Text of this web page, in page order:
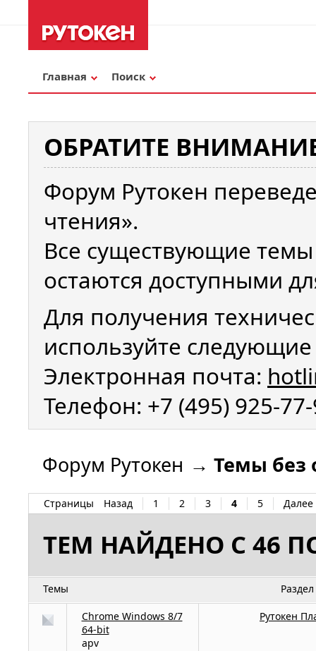
Главная Поиск
ОБРАТИТЕ
Форум Рутокен
чтения».
Все существующие
остаются доступными
Для получения
используйте
Электронная почта:
Телефон: +7 (495) 925-
Форум Рутокен → Темы без
Страницы Назад 1 2 3 4 5 Далее
ТЕМ НАЙДЕНО С 46
Темы Раздел
Chrome Windows 8/7
64-bit
apv
Рутокен